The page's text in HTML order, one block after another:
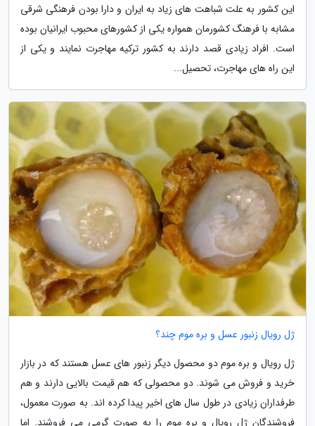
این کشور به علت شباهت های زیاد به ایران و دارا بودن فرهنگی شرقی
مشابه با فرهنگ کشورمان همواره یکی از کشورهای محبوب ایرانیان بوده
است. افراد زیادی قصد دارند به کشور ترکیه مهاجرت نمایند و یکی از
این راه های مهاجرت، تحصیل...
ژل رویال زنبور عسل و بره موم چند؟
ژل رویال و بره موم دو محصول دیگر زنبور های عسل هستند که در بازار
خرید و فروش می شوند. دو محصولی که هم قیمت بالایی دارند و هم
طرفداران زیادی در طول سال های اخیر پیدا کرده اند. به صورت معمول،
فروشندگان ژل رویال و بره موم را به صورت گرمی می فروشند. اما